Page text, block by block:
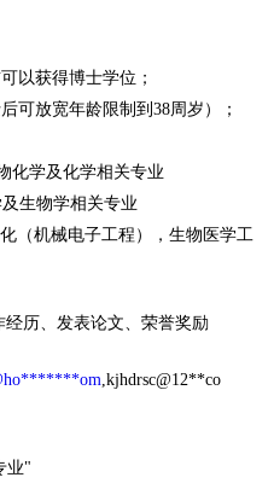
以获得博士学位；
可放宽年龄限制到38周岁）；
化学及化学相关专业
生物学相关专业
（机械电子工程），生物医学工
历、发表论文、荣誉奖励
,kjhdrsc@12**co
业"